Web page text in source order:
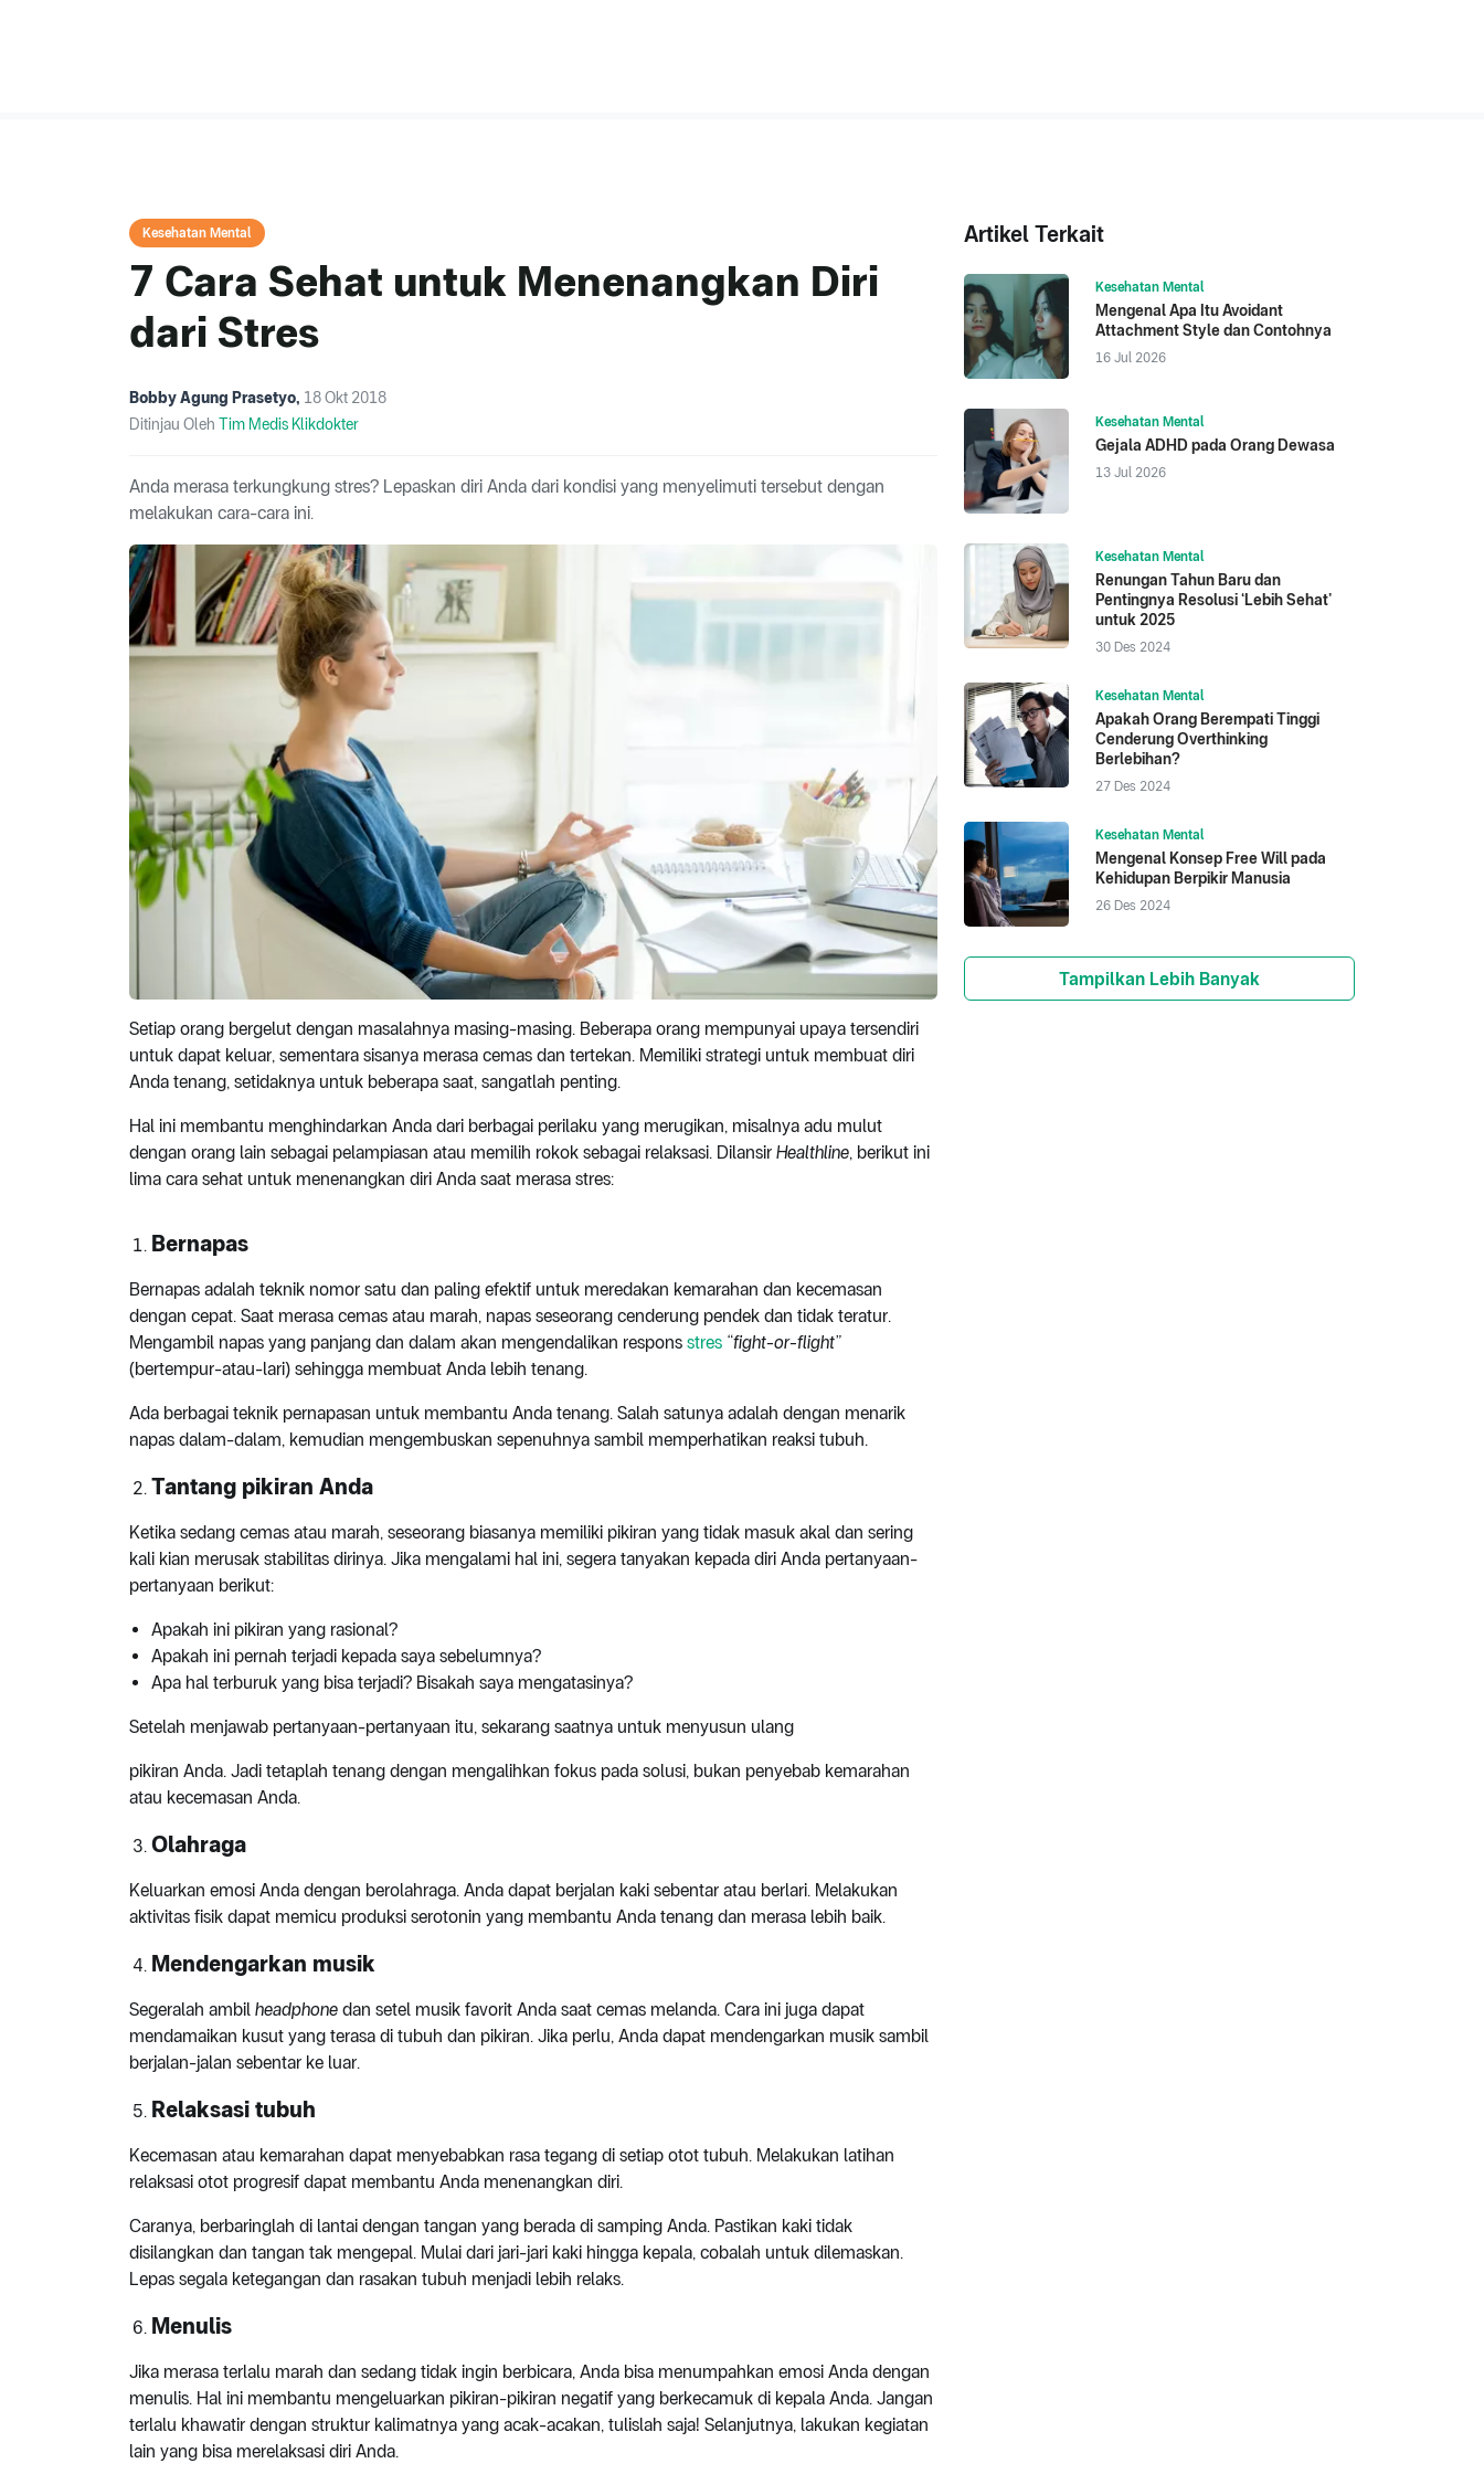
Kesehatan Mental
7 Cara Sehat untuk Menenangkan Diri
dari Stres
Bobby Agung Prasetyo, 18 Okt 2018
Ditinjau Oleh Tim Medis Klikdokter
Anda merasa terkungkung stres? Lepaskan diri Anda dari kondisi yang menyelimuti tersebut dengan
melakukan cara-cara ini.
Setiap orang bergelut dengan masalahnya masing-masing. Beberapa orang mempunyai upaya tersendiri
untuk dapat keluar, sementara sisanya merasa cemas dan tertekan. Memiliki strategi untuk membuat diri
Anda tenang, setidaknya untuk beberapa saat, sangatlah penting.
Hal ini membantu menghindarkan Anda dari berbagai perilaku yang merugikan, misalnya adu mulut
dengan orang lain sebagai pelampiasan atau memilih rokok sebagai relaksasi. Dilansir Healthline, berikut ini
lima cara sehat untuk menenangkan diri Anda saat merasa stres:
Bernapas
Bernapas adalah teknik nomor satu dan paling efektif untuk meredakan kemarahan dan kecemasan
dengan cepat. Saat merasa cemas atau marah, napas seseorang cenderung pendek dan tidak teratur.
Mengambil napas yang panjang dan dalam akan mengendalikan respons stres “fight-or-flight”
(bertempur-atau-lari) sehingga membuat Anda lebih tenang.
Ada berbagai teknik pernapasan untuk membantu Anda tenang. Salah satunya adalah dengan menarik
napas dalam-dalam, kemudian mengembuskan sepenuhnya sambil memperhatikan reaksi tubuh.
Tantang pikiran Anda
Ketika sedang cemas atau marah, seseorang biasanya memiliki pikiran yang tidak masuk akal dan sering
kali kian merusak stabilitas dirinya. Jika mengalami hal ini, segera tanyakan kepada diri Anda pertanyaan-
pertanyaan berikut:
Apakah ini pikiran yang rasional?
Apakah ini pernah terjadi kepada saya sebelumnya?
Apa hal terburuk yang bisa terjadi? Bisakah saya mengatasinya?
Setelah menjawab pertanyaan-pertanyaan itu, sekarang saatnya untuk menyusun ulang
pikiran Anda. Jadi tetaplah tenang dengan mengalihkan fokus pada solusi, bukan penyebab kemarahan
atau kecemasan Anda.
Olahraga
Keluarkan emosi Anda dengan berolahraga. Anda dapat berjalan kaki sebentar atau berlari. Melakukan
aktivitas fisik dapat memicu produksi serotonin yang membantu Anda tenang dan merasa lebih baik.
Mendengarkan musik
Segeralah ambil headphone dan setel musik favorit Anda saat cemas melanda. Cara ini juga dapat
mendamaikan kusut yang terasa di tubuh dan pikiran. Jika perlu, Anda dapat mendengarkan musik sambil
berjalan-jalan sebentar ke luar.
Relaksasi tubuh
Kecemasan atau kemarahan dapat menyebabkan rasa tegang di setiap otot tubuh. Melakukan latihan
relaksasi otot progresif dapat membantu Anda menenangkan diri.
Caranya, berbaringlah di lantai dengan tangan yang berada di samping Anda. Pastikan kaki tidak
disilangkan dan tangan tak mengepal. Mulai dari jari-jari kaki hingga kepala, cobalah untuk dilemaskan.
Lepas segala ketegangan dan rasakan tubuh menjadi lebih relaks.
Menulis
Jika merasa terlalu marah dan sedang tidak ingin berbicara, Anda bisa menumpahkan emosi Anda dengan
menulis. Hal ini membantu mengeluarkan pikiran-pikiran negatif yang berkecamuk di kepala Anda. Jangan
terlalu khawatir dengan struktur kalimatnya yang acak-acakan, tulislah saja! Selanjutnya, lakukan kegiatan
lain yang bisa merelaksasi diri Anda.
Artikel Terkait
Kesehatan Mental
Mengenal Apa Itu Avoidant
Attachment Style dan Contohnya
16 Jul 2026
Kesehatan Mental
Gejala ADHD pada Orang Dewasa
13 Jul 2026
Kesehatan Mental
Renungan Tahun Baru dan
Pentingnya Resolusi ‘Lebih Sehat’
untuk 2025
30 Des 2024
Kesehatan Mental
Apakah Orang Berempati Tinggi
Cenderung Overthinking
Berlebihan?
27 Des 2024
Kesehatan Mental
Mengenal Konsep Free Will pada
Kehidupan Berpikir Manusia
26 Des 2024
Tampilkan Lebih Banyak